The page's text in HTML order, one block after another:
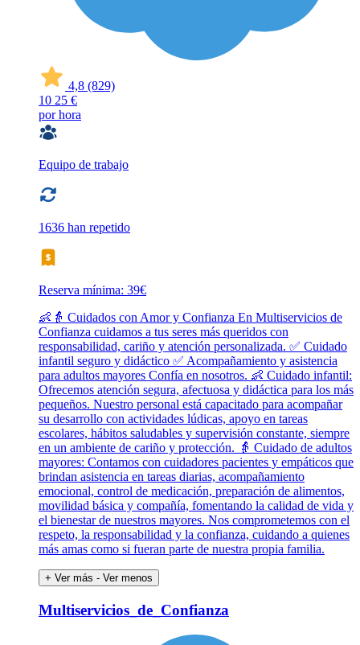
4,8 (829)
10 25 €
por hora
Equipo de trabajo
1636 han repetido
Reserva mínima: 39€
👶👵 Cuidados con Amor y Confianza En Multiservicios de
Confianza cuidamos a tus seres más queridos con
responsabilidad, cariño y atención personalizada. ✅ Cuidado
infantil seguro y didáctico ✅ Acompañamiento y asistencia
para adultos mayores Confía en nosotros. 👶 Cuidado infantil:
Ofrecemos atención segura, afectuosa y didáctica para los más
pequeños. Nuestro personal está capacitado para acompañar
su desarrollo con actividades lúdicas, apoyo en tareas
escolares, hábitos saludables y supervisión constante, siempre
en un ambiente de cariño y protección. 👵 Cuidado de adultos
mayores: Contamos con cuidadores pacientes y empáticos que
brindan asistencia en tareas diarias, acompañamiento
emocional, control de medicación, preparación de alimentos,
movilidad básica y compañía, fomentando la calidad de vida y
el bienestar de nuestros mayores. Nos comprometemos con el
respeto, la responsabilidad y la confianza, cuidando a quienes
más amas como si fueran parte de nuestra propia familia.
+ Ver más - Ver menos
Multiservicios_de_Confianza